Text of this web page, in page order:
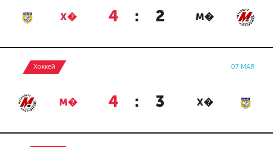
Х� 4 : 2 М�
Хоккей 07 МАЯ
М� 4 : 3 Х�